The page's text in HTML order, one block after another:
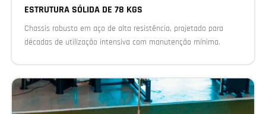
ESTRUTURA SÓLIDA DE 78 KGS
Chassis robusto em aço de alta resistência, projetado para
décadas de utilização intensiva com manutenção mínima.